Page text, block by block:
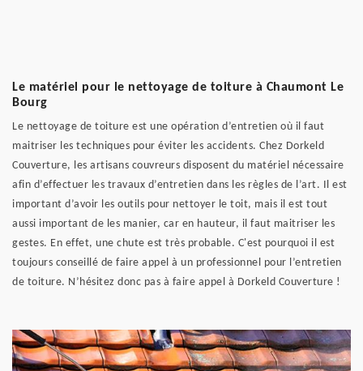
Le matériel pour le nettoyage de toiture à Chaumont Le
Bourg
Le nettoyage de toiture est une opération d’entretien où il faut
maitriser les techniques pour éviter les accidents. Chez Dorkeld
Couverture, les artisans couvreurs disposent du matériel nécessaire
afin d’effectuer les travaux d’entretien dans les règles de l’art. Il est
important d’avoir les outils pour nettoyer le toit, mais il est tout
aussi important de les manier, car en hauteur, il faut maitriser les
gestes. En effet, une chute est très probable. C'est pourquoi il est
toujours conseillé de faire appel à un professionnel pour l’entretien
de toiture. N’hésitez donc pas à faire appel à Dorkeld Couverture !